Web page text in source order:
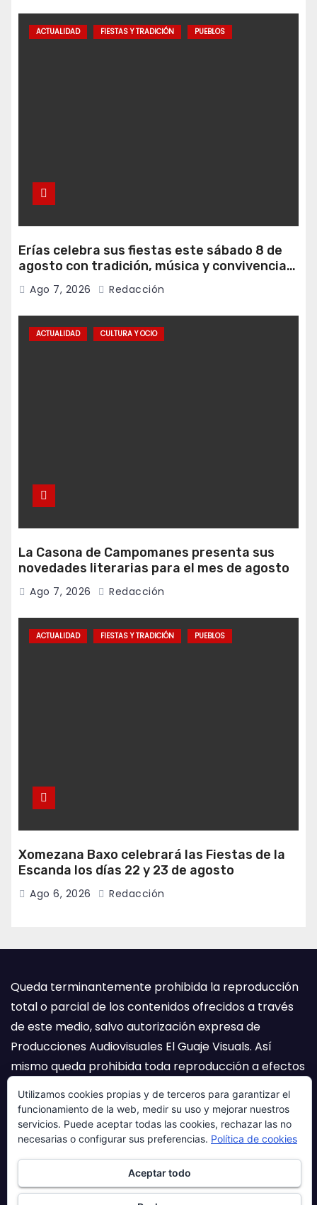
ACTUALIDAD FIESTAS Y TRADICIÓN PUEBLOS
Erías celebra sus fiestas este sábado 8 de
agosto con tradición, música y convivencia
vecinal
Ago 7, 2026 Redacción
ACTUALIDAD CULTURA Y OCIO
La Casona de Campomanes presenta sus
novedades literarias para el mes de agosto
Ago 7, 2026 Redacción
ACTUALIDAD FIESTAS Y TRADICIÓN PUEBLOS
Xomezana Baxo celebrará las Fiestas de la
Escanda los días 22 y 23 de agosto
Ago 6, 2026 Redacción
Queda terminantemente prohibida la reproducción
total o parcial de los contenidos ofrecidos a través
de este medio, salvo autorización expresa de
Producciones Audiovisuales El Guaje Visuals. Así
mismo queda prohibida toda reproducción a efectos
del artículo 32.1, parrafo segundo, Ley 23/2006 de la
Propiedad Intelectual.
Utilizamos cookies propias y de terceros para garantizar el
funcionamiento de la web, medir su uso y mejorar nuestros
servicios. Puede aceptar todas las cookies, rechazar las no
necesarias o configurar sus preferencias. Política de cookies
Aceptar todo